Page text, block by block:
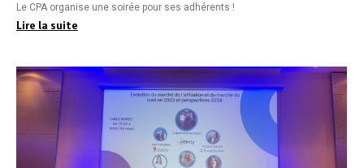
Le CPA organise une soirée pour ses adhérents !
Lire la suite